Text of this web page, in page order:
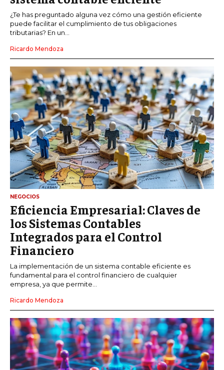
¿Te has preguntado alguna vez cómo una gestión eficiente
puede facilitar el cumplimiento de tus obligaciones
tributarias? En un...
Ricardo Mendoza
NEGOCIOS
Eficiencia Empresarial: Claves de
los Sistemas Contables
Integrados para el Control
Financiero
La implementación de un sistema contable eficiente es
fundamental para el control financiero de cualquier
empresa, ya que permite...
Ricardo Mendoza